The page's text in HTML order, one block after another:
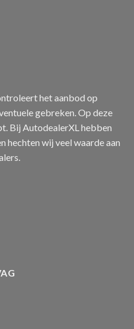
het aanbod op
gebreken. Op deze
Bij AutodealerXL hebben
hechten wij veel waarde aan